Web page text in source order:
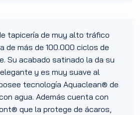
tapicería de muy alto tráfico
de más de 100.000 ciclos de
Su acabado satinado la da su
y es muy suave al
tecnología Aquaclean® de
agua. Además cuenta con
que la protege de ácaros,